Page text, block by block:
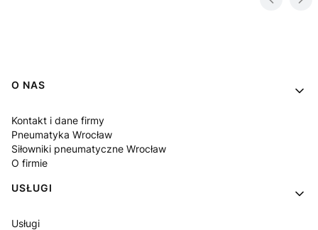
Linki w stopce
O NAS
Kontakt i dane firmy
Pneumatyka Wrocław
Siłowniki pneumatyczne Wrocław
O firmie
USŁUGI
Usługi